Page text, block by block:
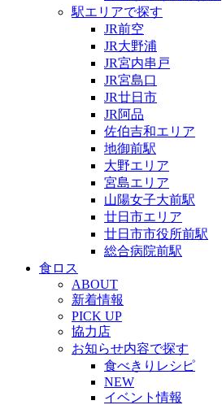
駅エリアで探す
JR前空
JR大野浦
JR宮内串戸
JR宮島口
JR廿日市
JR阿品
佐伯吉和エリア
地御前駅
大野エリア
宮島エリア
山陽女子大前駅
廿日市エリア
廿日市市役所前駅
総合病院前駅
食ロス
ABOUT
新着情報
PICK UP
協力店
お知らせ内容で探す
食べきりレシピ
NEW
イベント情報